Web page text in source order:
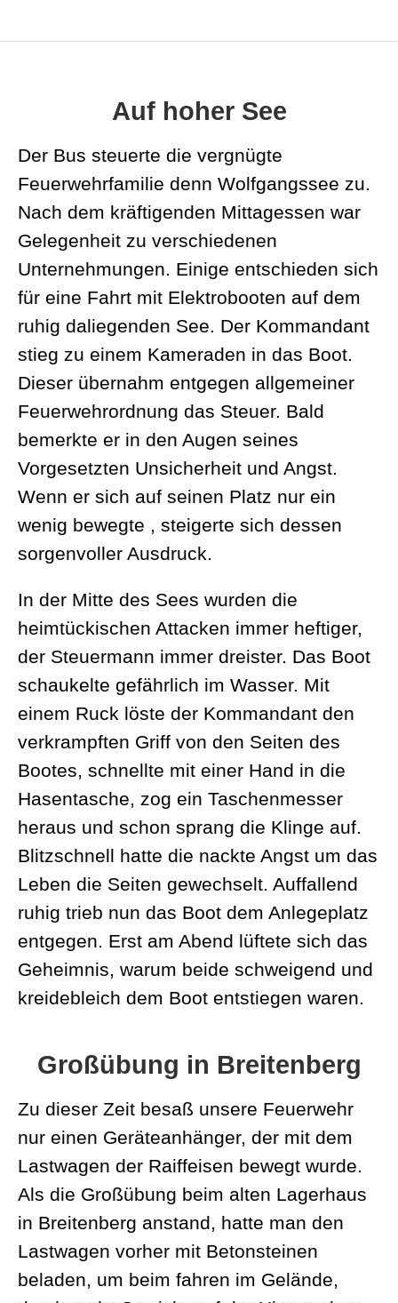
Auf hoher See
Der Bus steuerte die vergnügte
Feuerwehrfamilie denn Wolfgangssee zu.
Nach dem kräftigenden Mittagessen war
Gelegenheit zu verschiedenen
Unternehmungen. Einige entschieden sich
für eine Fahrt mit Elektrobooten auf dem
ruhig daliegenden See. Der Kommandant
stieg zu einem Kameraden in das Boot.
Dieser übernahm entgegen allgemeiner
Feuerwehrordnung das Steuer. Bald
bemerkte er in den Augen seines
Vorgesetzten Unsicherheit und Angst.
Wenn er sich auf seinen Platz nur ein
wenig bewegte , steigerte sich dessen
sorgenvoller Ausdruck.
In der Mitte des Sees wurden die
heimtückischen Attacken immer heftiger,
der Steuermann immer dreister. Das Boot
schaukelte gefährlich im Wasser. Mit
einem Ruck löste der Kommandant den
verkrampften Griff von den Seiten des
Bootes, schnellte mit einer Hand in die
Hasentasche, zog ein Taschenmesser
heraus und schon sprang die Klinge auf.
Blitzschnell hatte die nackte Angst um das
Leben die Seiten gewechselt. Auffallend
ruhig trieb nun das Boot dem Anlegeplatz
entgegen. Erst am Abend lüftete sich das
Geheimnis, warum beide schweigend und
kreidebleich dem Boot entstiegen waren.
Großübung in Breitenberg
Zu dieser Zeit besaß unsere Feuerwehr
nur einen Geräteanhänger, der mit dem
Lastwagen der Raiffeisen bewegt wurde.
Als die Großübung beim alten Lagerhaus
in Breitenberg anstand, hatte man den
Lastwagen vorher mit Betonsteinen
beladen, um beim fahren im Gelände,